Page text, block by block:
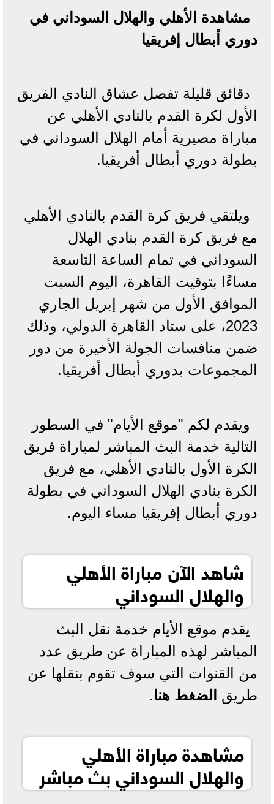
مشاهدة الأهلي والهلال السوداني في
دوري أبطال إفريقيا
دقائق قليلة تفصل عشاق النادي الفريق
الأول لكرة القدم بالنادي الأهلي عن
مباراة مصيرية أمام الهلال السوداني في
بطولة دوري أبطال أفريقيا.
ويلتقي فريق كرة القدم بالنادي الأهلي
مع فريق كرة القدم بنادي الهلال
السوداني في تمام الساعة التاسعة
مساءًا بتوقيت القاهرة، اليوم السبت
الموافق الأول من شهر إبريل الجاري
2023، على ستاد القاهرة الدولي، وذلك
ضمن منافسات الجولة الأخيرة من دور
المجموعات بدوري أبطال أفريقيا.
ويقدم لكم "موقع الأيام" في السطور
التالية خدمة البث المباشر لمباراة فريق
الكرة الأول بالنادي الأهلي، مع فريق
الكرة بنادي الهلال السوداني في بطولة
دوري أبطال إفريقيا مساء اليوم.
شاهد الآن مباراة الأهلي
والهلال السوداني
يقدم موقع الأيام خدمة نقل البث
المباشر لهذه المباراة عن طريق عدد
من القنوات التي سوف تقوم بنقلها عن
طريق الضغط هنا.
مشاهدة مباراة الأهلي
والهلال السوداني بث مباشر